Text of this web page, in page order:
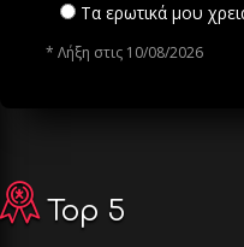
Τα ερωτικά μου
* Λήξη στις 10/08/2026
Top 5